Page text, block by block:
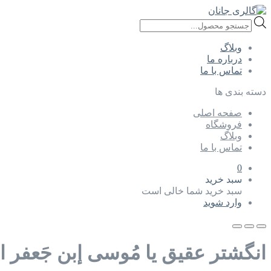
Products
search
وبلاگ
درباره ما
تماس با ما
دسته بندی ها
صفحه اصلی
فروشگاه
وبلاگ
تماس با ما
0
سبد خرید
سبد خرید شما خالی است
وارد شوید
انگشتر عقیق یا مُوسی إبن جَعفر